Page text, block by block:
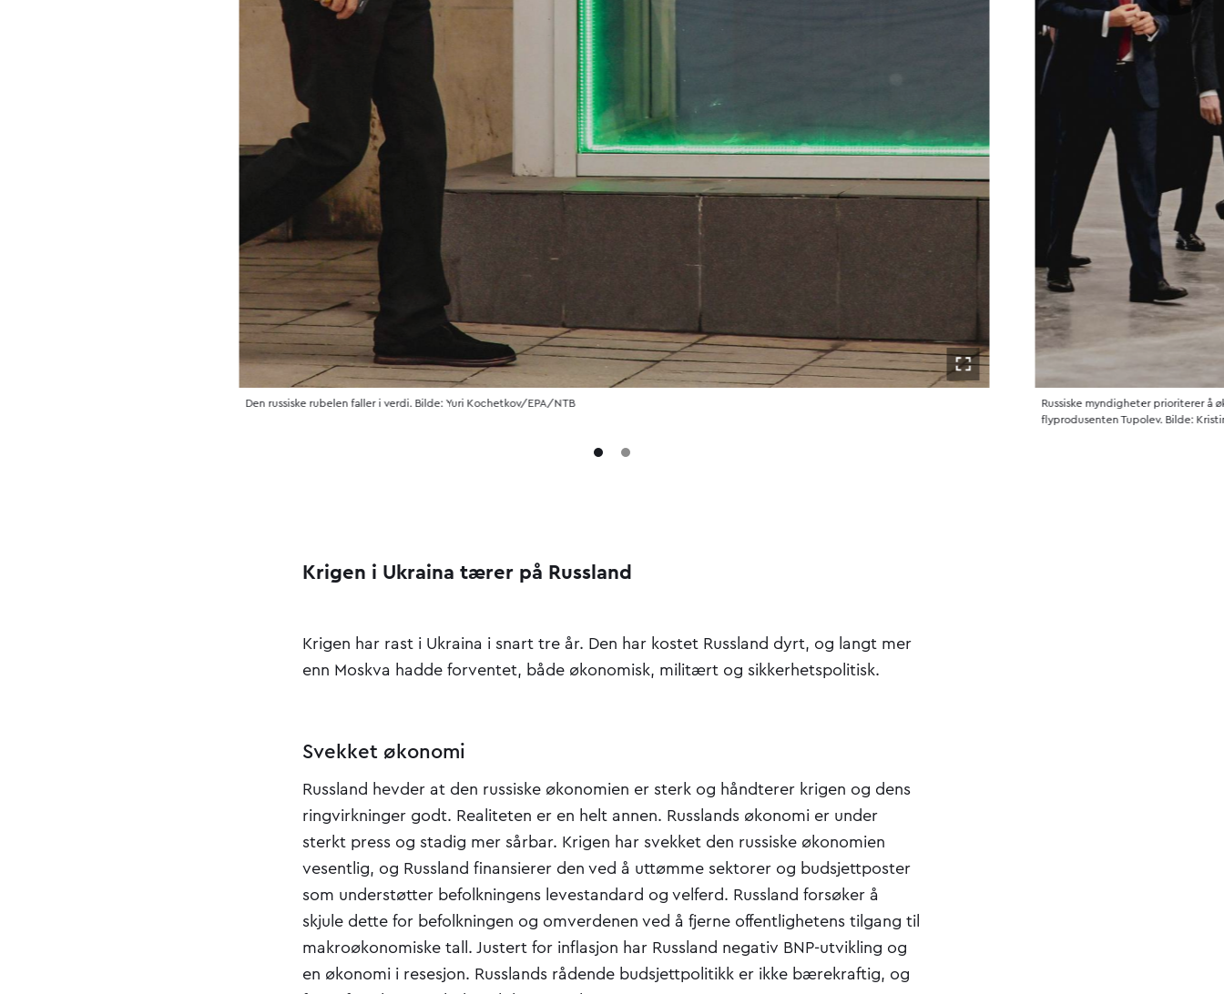
Åpne i fullskjerm
Den russiske rubelen faller i verdi. Bilde: Yuri Kochetkov/EPA/NTB
Russiske myndigheter prioriterer å
flyprodusenten Tupolev. Bilde:
Krigen i Ukraina tærer på Russland
Krigen har rast i Ukraina i snart tre år. Den har kostet Russland dyrt, og langt mer
enn Moskva hadde forventet, både økonomisk, militært og sikkerhetspolitisk.
Svekket økonomi
Russland hevder at den russiske økonomien er sterk og håndterer krigen og dens
ringvirkninger godt. Realiteten er en helt annen. Russlands økonomi er under
sterkt press og stadig mer sårbar. Krigen har svekket den russiske økonomien
vesentlig, og Russland finansierer den ved å uttømme sektorer og budsjettposter
som understøtter befolkningens levestandard og velferd. Russland forsøker å
skjule dette for befolkningen og omverdenen ved å fjerne offentlighetens tilgang til
makroøkonomiske tall. Justert for inflasjon har Russland negativ BNP-utvikling og
en økonomi i resesjon. Russlands rådende budsjettpolitikk er ikke bærekraftig, og